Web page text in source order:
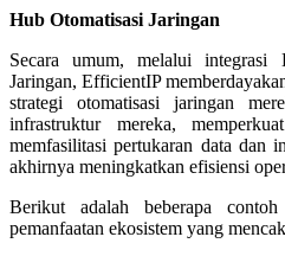
Hub Otomatisasi Jaringan
Secara umum, melalui
Jaringan, EfficientIP
strategi otomatisasi jaringan
infrastruktur mereka,
memfasilitasi pertukaran data dan
akhirnya meningkatkan efisiensi
Berikut adalah beberapa
pemanfaatan ekosistem yang